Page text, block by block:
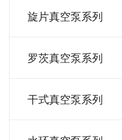
旋片真空泵系列
罗茨真空泵系列
干式真空泵系列